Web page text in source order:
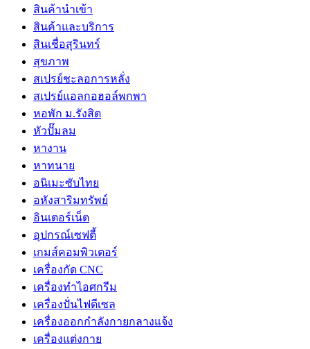
สินค้านำเข้า
สินค้าและบริการ
สินเชื่อสุรินทร์
สุขภาพ
สเปรย์ชะลอการหลั่ง
สเปรย์แอลกอฮอล์พกพา
หอพัก ม.รังสิต
หัวปั๊มลม
หางาน
หาทนาย
อนิเมะซับไทย
อหังสาริมทรัพย์
อินเตอร์เน็ต
อุปกรณ์เซฟตี้
เกมส์คอมพิวเตอร์
เครื่องกัด CNC
เครื่องทำไอศกรีม
เครื่องปั่นไฟดีเซล
เครื่องออกกำลังกายกลางแจ้ง
เครื่องแต่งกาย